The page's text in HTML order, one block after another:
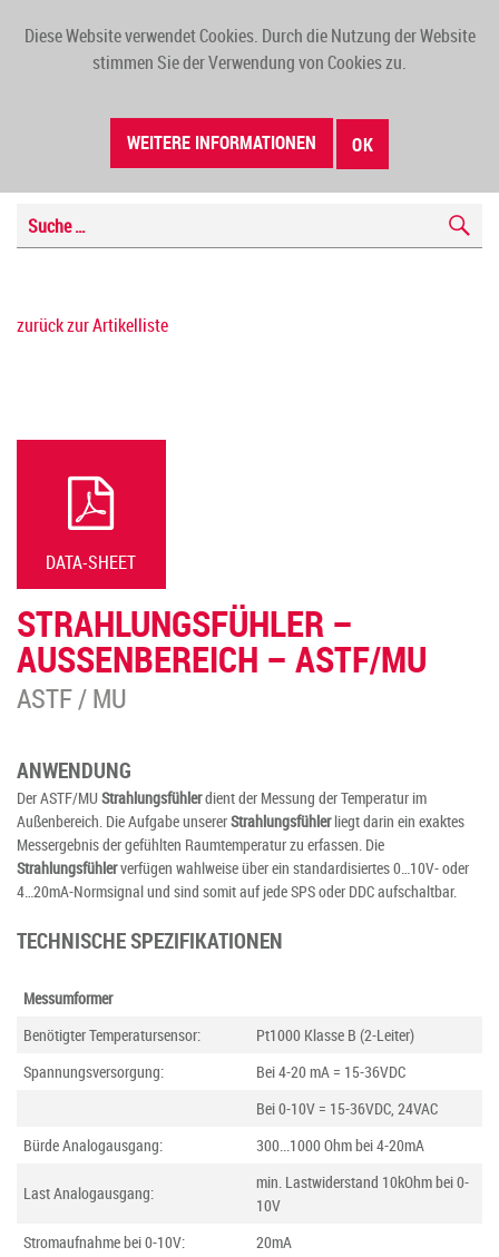
Diese Website verwendet Cookies. Durch die Nutzung der Website
stimmen Sie der Verwendung von Cookies zu.
WEITERE INFORMATIONEN OK
zurück zur Artikelliste
DATA-SHEET
STRAHLUNGSFÜHLER –
AUSSENBEREICH – ASTF/MU
ASTF / MU
ANWENDUNG
Der ASTF/MU Strahlungsfühlerdient der Messung der Temperatur im
Außenbereich. Die Aufgabe unsererStrahlungsfühlerliegt darin ein exaktes
Messergebnis der gefühlten Raumtemperatur zu erfassen. Die
Strahlungsfühlerverfügen wahlweise über ein standardisiertes 0…10V- oder
4…20mA-Normsignal und sind somit auf jede SPS oder DDC aufschaltbar.
TECHNISCHE SPEZIFIKATIONEN
Messumformer
Benötigter Temperatursensor:
Pt1000 Klasse B (2-Leiter)
Spannungsversorgung:
Bei 4-20 mA = 15-36VDC
Bei 0-10V = 15-36VDC, 24VAC
Bürde Analogausgang:
300...1000 Ohm bei 4-20mA
Last Analogausgang:
min. Lastwiderstand 10kOhm bei 0-
10V
Stromaufnahme bei 0-10V:
20mA